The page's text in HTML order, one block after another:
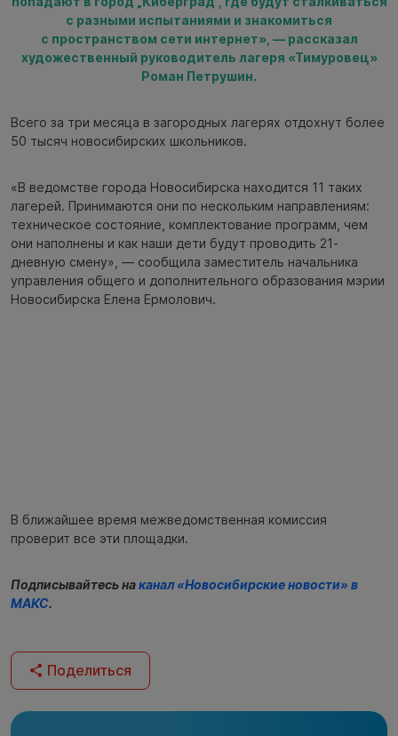
с разными испытаниями и знакомиться
с пространством сети интернет», — рассказал
художественный руководитель лагеря «Тимуровец»
Роман Петрушин.
Всего за три месяца в загородных лагерях отдохнут более
50 тысяч новосибирских школьников.
«В ведомстве города Новосибирска находится 11 таких
лагерей. Принимаются они по нескольким направлениям:
техническое состояние, комплектование программ, чем
они наполнены и как наши дети будут проводить 21-
дневную смену», — сообщила заместитель начальника
управления общего и дополнительного образования мэрии
Новосибирска Елена Ермолович.
В ближайшее время межведомственная комиссия
проверит все эти площадки.
Подписывайтесь наканал «Новосибирские новости» в
МАКС.
Поделиться